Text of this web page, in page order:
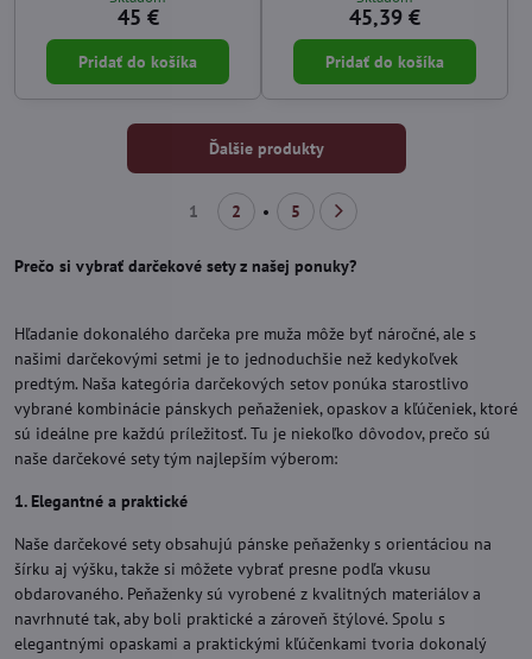
45 €
Pridať do košíka
45,39 €
Pridať do košíka
Ďalšie produkty
1 2 5
Prečo si vybrať darčekové sety z našej ponuky?
Hľadanie dokonalého darčeka pre muža môže byť náročné, ale s
našimi darčekovými setmi je to jednoduchšie než kedykoľvek
predtým. Naša kategória darčekových setov ponúka starostlivo
vybrané kombinácie pánskych peňaženiek, opaskov a kľúčeniek, ktoré
sú ideálne pre každú príležitosť. Tu je niekoľko dôvodov, prečo sú
naše darčekové sety tým najlepším výberom:
1. Elegantné a praktické
Naše darčekové sety obsahujú pánske peňaženky s orientáciou na
šírku aj výšku, takže si môžete vybrať presne podľa vkusu
obdarovaného. Peňaženky sú vyrobené z kvalitných materiálov a
navrhnuté tak, aby boli praktické a zároveň štýlové. Spolu s
elegantnými opaskami a praktickými kľúčenkami tvoria dokonalý